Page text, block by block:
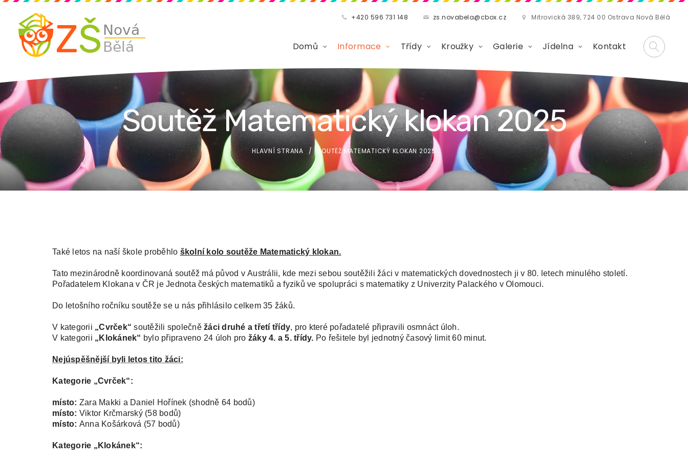
+420 596 731 148 zs.novabela@cbox.cz Mitrovická 389, 724 00 Ostrava Nová Bělá
Domů Informace Třídy Kroužky Galerie Jídelna Kontakt
Soutěž Matematický klokan 2025
HLAVNÍ STRANA SOUTĚŽ MATEMATICKÝ KLOKAN 2025
Také letos na naší škole proběhlo školní kolo soutěže Matematický klokan.
Tato mezinárodně koordinovaná soutěž má původ v Austrálii, kde mezi sebou soutěžili žáci v matematických dovednostech ji v 80. letech minulého století.
Pořadatelem Klokana v ČR je Jednota českých matematiků a fyziků ve spolupráci s matematiky z Univerzity Palackého v Olomouci.
Do letošního ročníku soutěže se u nás přihlásilo celkem 35 žáků.
V kategorii „Cvrček“soutěžili společně žáci druhé a třetí třídy, pro které pořadatelé připravili osmnáct úloh.
V kategorii „Klokánek“ bylo připraveno 24 úloh pro žáky 4. a 5. třídy. Po řešitele byl jednotný časový limit 60 minut.
Nejúspěšnější byli letos tito žáci:
Kategorie „Cvrček“:
místo: Zara Makki a Daniel Hořínek (shodně 64 bodů)
místo: Viktor Krčmarský (58 bodů)
místo: Anna Košárková (57 bodů)
Kategorie „Klokánek“: